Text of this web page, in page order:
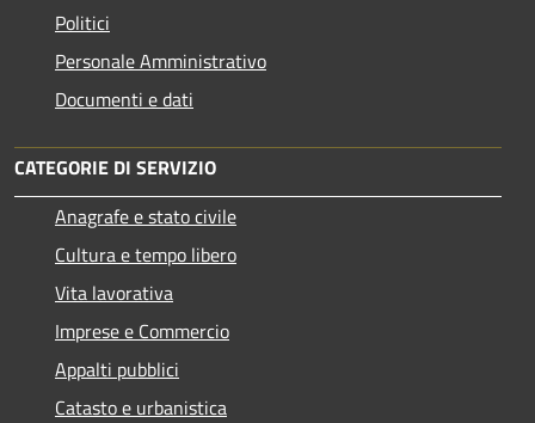
Politici
Personale Amministrativo
Documenti e dati
CATEGORIE DI SERVIZIO
Anagrafe e stato civile
Cultura e tempo libero
Vita lavorativa
Imprese e Commercio
Appalti pubblici
Catasto e urbanistica